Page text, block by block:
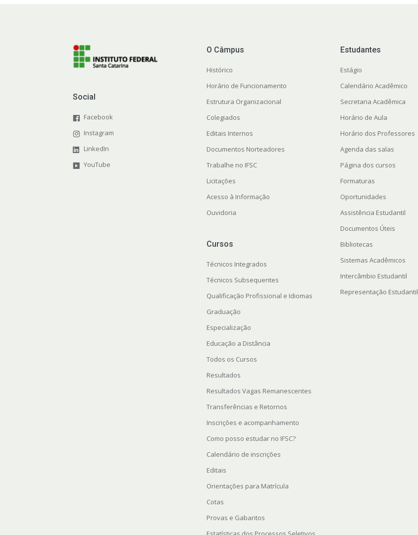
Social
Facebook
Instagram
LinkedIn
YouTube
O Câmpus
Histórico
Horário de Funcionamento
Estrutura Organizacional
Colegiados
Editais Internos
Documentos Norteadores
Trabalhe no IFSC
Licitações
Acesso à Informação
Ouvidoria
Cursos
Técnicos Integrados
Técnicos Subsequentes
Qualificação Profissional e Idiomas
Graduação
Especialização
Educação a Distância
Todos os Cursos
Resultados
Resultados Vagas Remanescentes
Transferências e Retornos
Inscrições e acompanhamento
Como posso estudar no IFSC?
Calendário de inscrições
Editais
Orientações para Matrícula
Cotas
Provas e Gabaritos
Estudantes
Estágio
Calendário Acadêmico
Secretaria Acadêmica
Horário de Aula
Horário dos Professores
Agenda das salas
Página dos cursos
Formaturas
Oportunidades
Assistência Estudantil
Documentos Úteis
Bibliotecas
Sistemas Acadêmicos
Intercâmbio Estudantil
Representação Estudantil